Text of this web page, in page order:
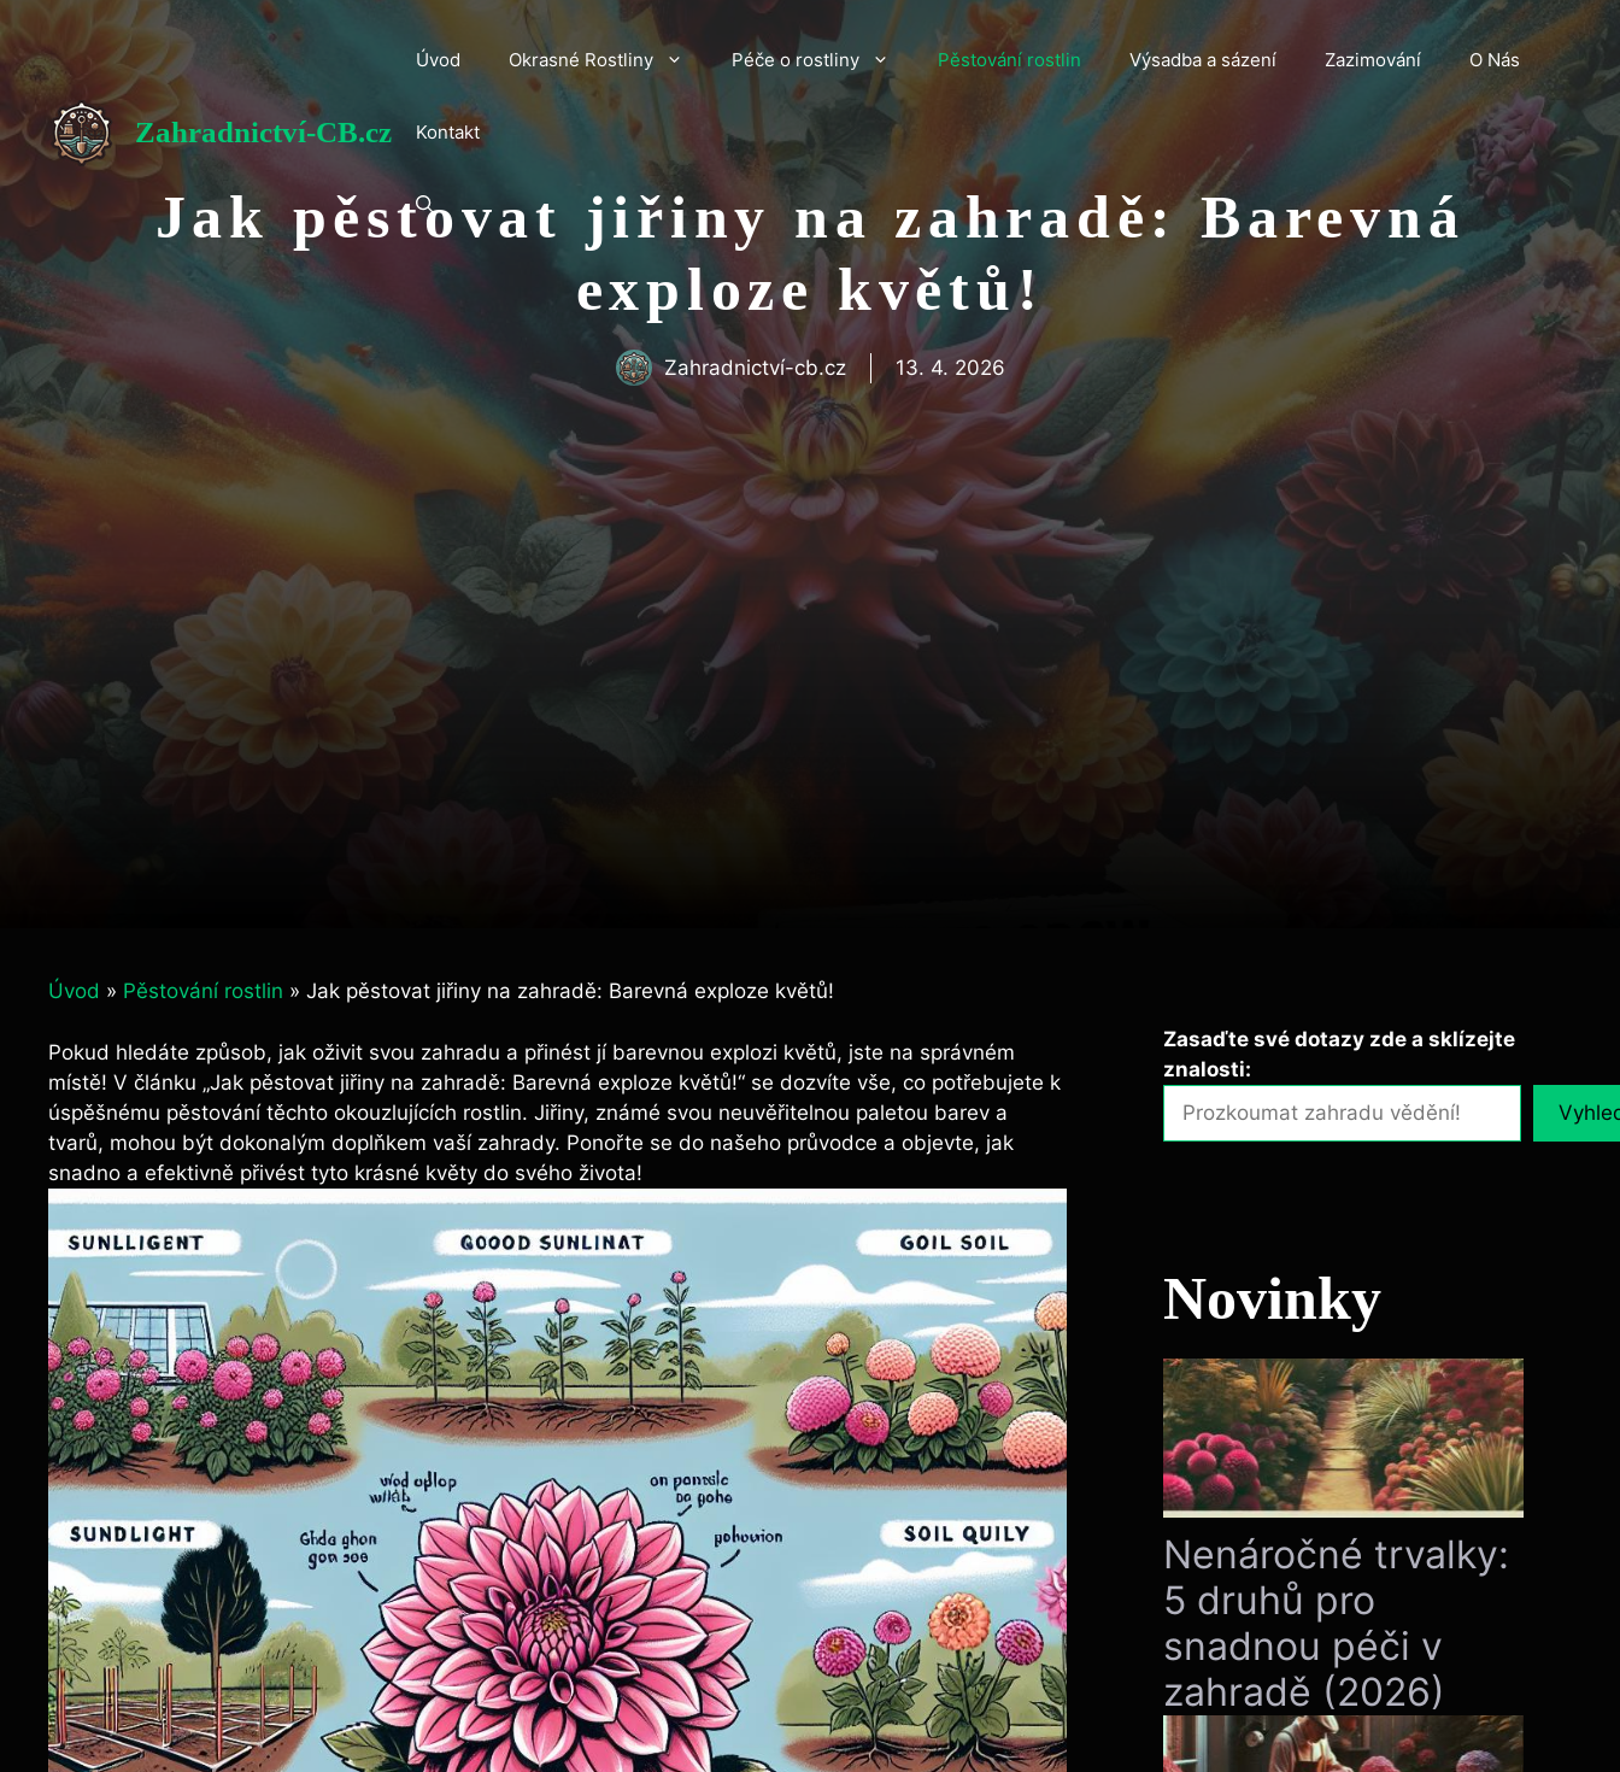
Přeskočit
obsah
Zahradnictví-CB.cz
Úvod Okrasné Rostliny Péče o rostliny Pěstování rostlin Výsadba a sázení Zazimování O Nás
Kontakt
Jak pěstovat jiřiny na zahradě: Barevná
exploze květů!
Zahradnictví-cb.cz 13. 4. 2026
Úvod » Pěstování rostlin » Jak pěstovat jiřiny na zahradě: Barevná exploze květů!
Pokud hledáte způsob, jak oživit svou zahradu a přinést jí barevnou explozi květů, jste na správném
místě! V článku „Jak pěstovat jiřiny na zahradě: Barevná exploze květů!“ se dozvíte vše, co potřebujete k
úspěšnému pěstování těchto okouzlujících rostlin. Jiřiny, známé svou neuvěřitelnou paletou barev a
tvarů, mohou být dokonalým doplňkem vaší zahrady. Ponořte se do našeho průvodce a objevte, jak
snadno a efektivně přivést tyto krásné květy do svého života!
Zasaďte své dotazy zde a sklízejte
znalosti:
Novinky
Nenáročné trvalky:
5 druhů pro
snadnou péči v
zahradě (2026)